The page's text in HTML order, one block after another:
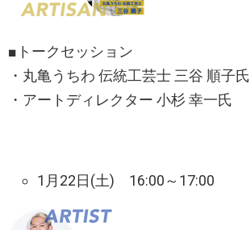
■トークセッション
・丸亀うちわ 伝統工芸士 三谷 順子氏
・アートディレクター 小杉 幸一氏
1月22日(土) 16:00～17:00